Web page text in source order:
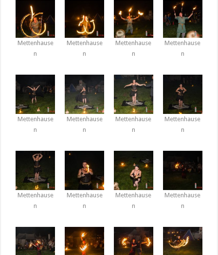
Mettenhause
n
Mettenhause
n
Mettenhause
n
Mettenhause
n
Mettenhause
n
Mettenhause
n
Mettenhause
n
Mettenhause
n
Mettenhause
n
Mettenhause
n
Mettenhause
n
Mettenhause
n